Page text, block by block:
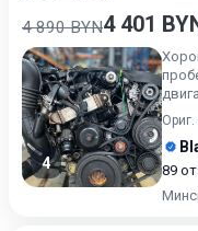
4 890 BYN4 401
4
89